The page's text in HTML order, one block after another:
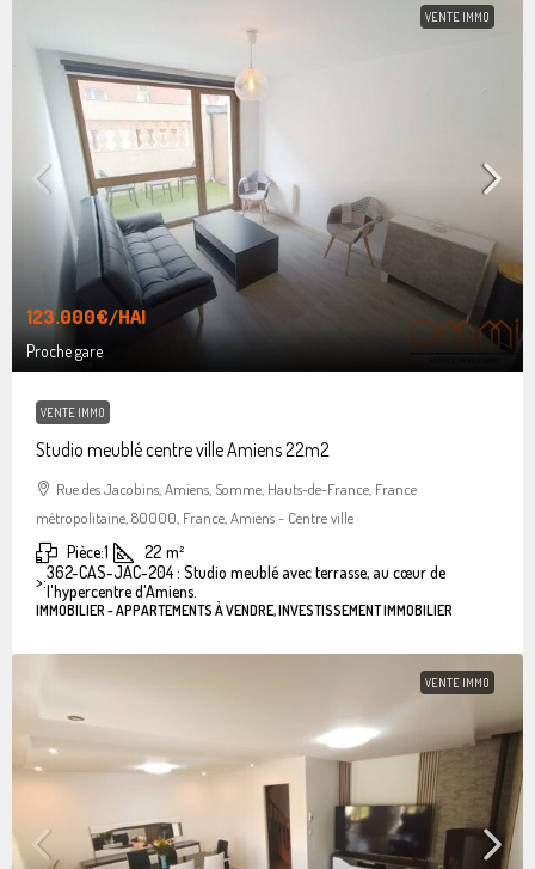
VENTE IMMO
123.000€/HAI
Proche gare
VENTE IMMO
Studio meublé centre ville Amiens 22m2
Rue des Jacobins, Amiens, Somme, Hauts-de-France, France
métropolitaine, 80000, France, Amiens - Centre ville
Pièce:1 22 m²
>:362-CAS-JAC-204 : Studio meublé avec terrasse, au cœur de
l'hypercentre d'Amiens.
IMMOBILIER - APPARTEMENTS À VENDRE, INVESTISSEMENT IMMOBILIER
VENTE IMMO